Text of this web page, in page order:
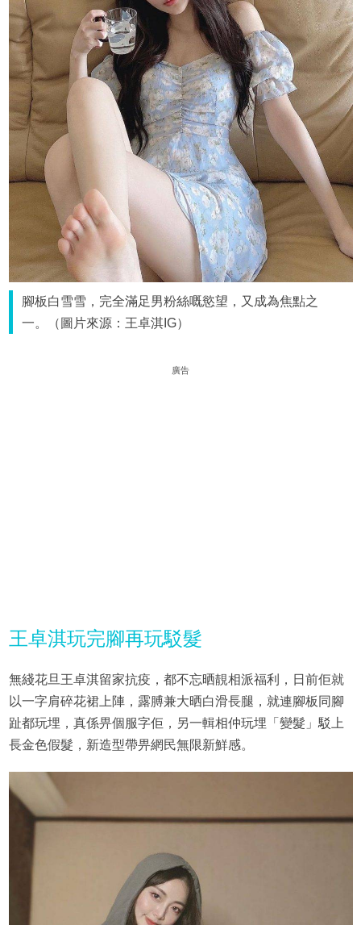
腳板白雪雪，完全滿足男粉絲嘅慾望，又成為焦點之
一。（圖片來源：王卓淇IG）
廣告
王卓淇玩完腳再玩駁髮
無綫花旦王卓淇留家抗疫，都不忘晒靚相派福利，日前佢就
以一字肩碎花裙上陣，露膊兼大晒白滑長腿，就連腳板同腳
趾都玩埋，真係畀個服字佢，另一輯相仲玩埋「變髮」駁上
長金色假髮，新造型帶畀網民無限新鮮感。